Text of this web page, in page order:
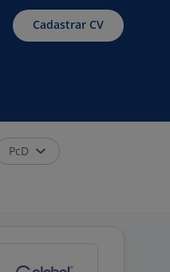
Cadastrar CV
PcD